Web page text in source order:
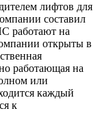
лифтов для
составил
работают на
открыты в
работающая на
или
каждый
к